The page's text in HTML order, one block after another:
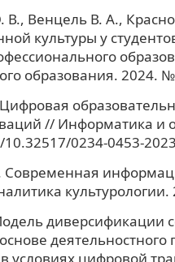
Венцель В. А.,
культуры у
образования. 2024.
// Информатика и
0234-0453-
диверсификации
условиях цифровой